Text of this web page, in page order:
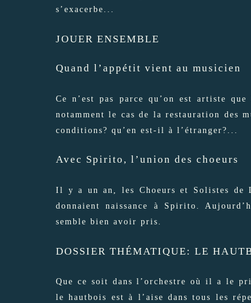
s’exacerbe...
JOUER ENSEMBLE
Quand l’appétit vient au musicien
Ce n’est pas parce qu’on est artiste
notamment le cas de la restauration des
conditions? qu’en est-il à l’étranger?...
Avec Spirito, l’union des choeurs
Il y a un an, les Choeurs et Solistes de
donnaient naissance à Spirito.
semble bien avoir pris.
DOSSIER THÉMATIQUE: LE
Que ce soit dans l’orchestre où il a le
le hautbois est à l’aise dans tous les